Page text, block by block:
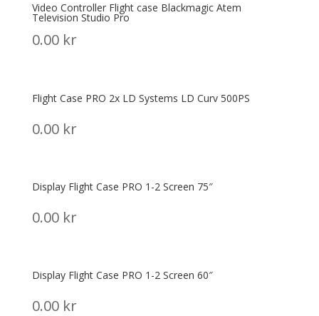
Video Controller Flight case Blackmagic Atem
Television Studio Pro
0.00 kr
Flight Case PRO 2x LD Systems LD Curv 500PS
0.00 kr
Display Flight Case PRO 1-2 Screen 75″
0.00 kr
Display Flight Case PRO 1-2 Screen 60″
0.00 kr